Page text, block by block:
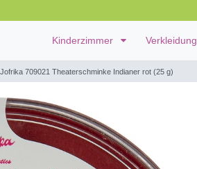
Kinderzimmer Verkleidung
Jofrika 709021 Theaterschminke Indianer rot (25 g)